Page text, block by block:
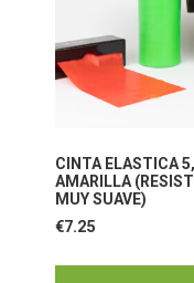
CINTA ELASTICA
AMARILLA
MUY SUAVE)
€7.25